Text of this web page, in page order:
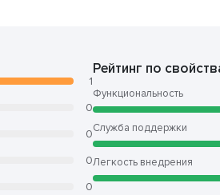
1
0
0
0
0
Рейтинг по
Функциональность
Служба поддержки
Легкость внедрения